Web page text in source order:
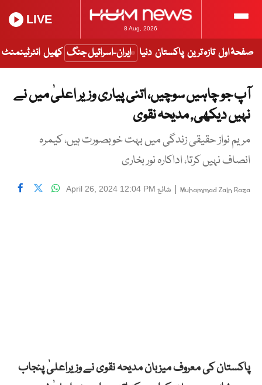
8 Aug, 2026
LIVE
صفحۂ اول تازہ ترین پاکستان دنیا ایران-اسرائیل جنگ کھیل انٹرٹینمنٹ
آپ جو چاہیں سوچیں، اتنی پیاری وزیر اعلیٰ میں نے
نہیں دیکھی, مدیحہ نقوی
مریم نواز حقیقی زندگی میں بہت خوبصورت ہیں، کیمرہ
انصاف نہیں کرتا، اداکارہ نور بخاری
Muhammad Zain Raza
| شائع April 26, 2024 12:04 PM
پاکستان کی معروف میزبان مدیحہ نقوی نے وزیراعلیٰ پنجاب